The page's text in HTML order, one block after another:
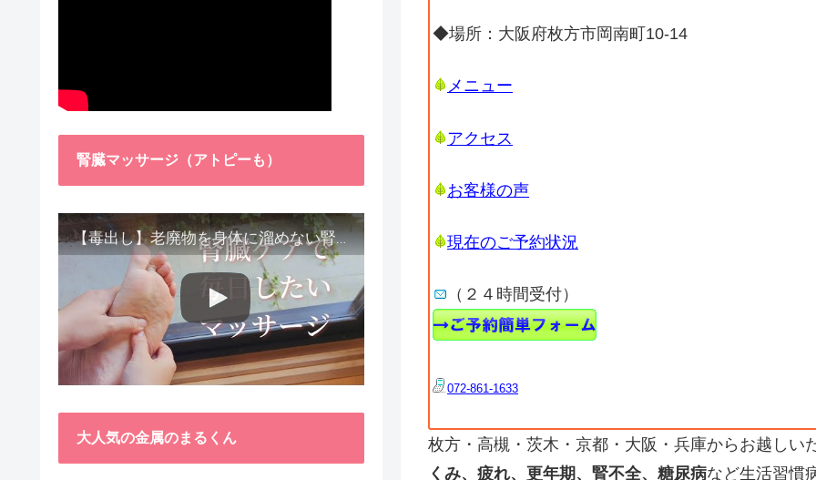
◆場所：大阪府枚方市岡南町10-14
メニュー
アクセス
お客様の声
現在のご予約状況
（２４時間受付）
072-861-1633
枚方・高槻・茨木・京都・大阪・兵庫からお越しい
くみ、疲れ、更年期、腎不全、糖尿病など生活習慣
腎臓マッサージ（アトピーも）
【毒出し】老廃物を身体に溜めない腎臓ケア４種をご紹介します。
大人気の金属のまるくん